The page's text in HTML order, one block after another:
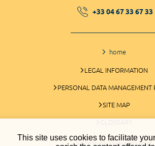
This site uses cookies to facilitate
+33 04 67 33 67 33
home
LEGAL INFORMATION
PERSONAL DATA MANAGEMENT
SITE MAP
GLOSSARY
COOKIES MANAGEMENT